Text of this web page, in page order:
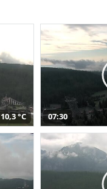
10,3 °C 07:30